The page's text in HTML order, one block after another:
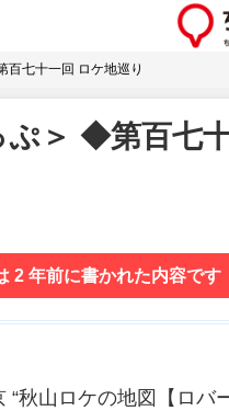
百七十一回 ロケ地巡り
＞ ◆第百七
2 年前に書かれた内容です
秋山ロケの地図【ロバ